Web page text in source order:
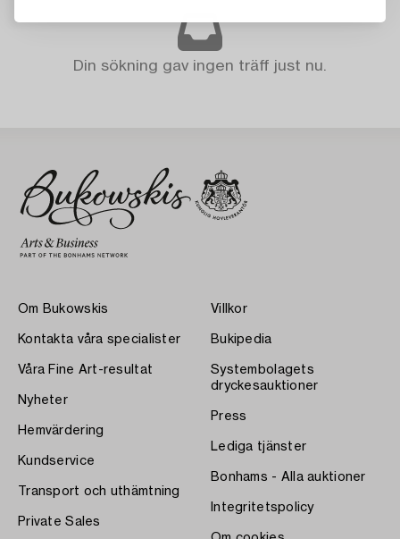
Din sökning gav ingen träff just nu.
Om Bukowskis
Kontakta våra specialister
Våra Fine Art-resultat
Nyheter
Hemvärdering
Kundservice
Transport och uthämtning
Private Sales
Villkor
Bukipedia
Systembolagets
dryckesauktioner
Press
Lediga tjänster
Bonhams - Alla auktioner
Integritetspolicy